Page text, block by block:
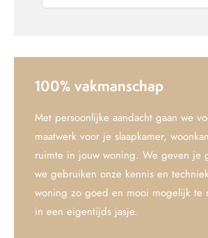
100% vakmanschap
Met persoonlijke aandacht gaan we
maatwerk voor je slaapkamer,
ruimte in jouw woning. We geven je
we gebruiken onze kennis en
woning zo goed en mooi mogelijk te
in een eigentijds jasje.